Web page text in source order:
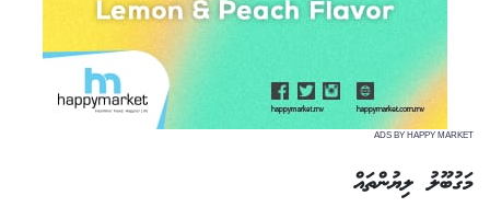
ADS BY HAPPY MARKET
މަގުބޫލު ލިޔުންތައް